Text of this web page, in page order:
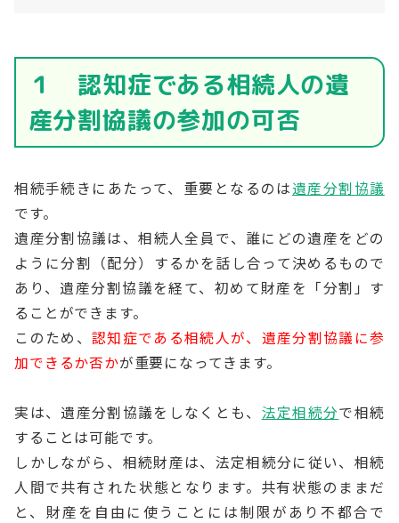
１ 認知症である相続人の遺
産分割協議の参加の可否
相続手続きにあたって、重要となるのは遺産分割協議
です。
遺産分割協議は、相続人全員で、誰にどの遺産をどの
ように分割（配分）するかを話し合って決めるもので
あり、遺産分割協議を経て、初めて財産を「分割」す
ることができます。
このため、 認知症である相続人が、遺産分割協議に参
加できるか否かが重要になってきます。
実は、遺産分割協議をしなくとも、 法定相続分で相続
することは可能です。
しかしながら、相続財産は、法定相続分に従い、相続
人間で共有された状態となります。共有状態のままだ
と、財産を自由に使うことには制限があり不都合で